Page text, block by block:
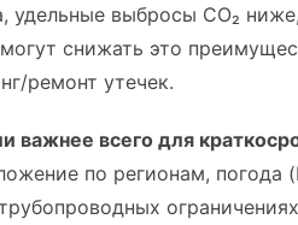
выбросы CO₂
снижать это
ремонт утечек.
важнее всего для
по регионам,